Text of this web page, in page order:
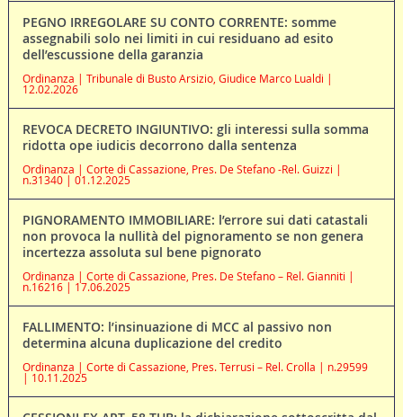
PEGNO IRREGOLARE SU CONTO CORRENTE: somme
assegnabili solo nei limiti in cui residuano ad esito
dell’escussione della garanzia
Ordinanza | Tribunale di Busto Arsizio, Giudice Marco Lualdi |
12.02.2026
REVOCA DECRETO INGIUNTIVO: gli interessi sulla somma
ridotta ope iudicis decorrono dalla sentenza
Ordinanza | Corte di Cassazione, Pres. De Stefano -Rel. Guizzi |
n.31340 | 01.12.2025
PIGNORAMENTO IMMOBILIARE: l’errore sui dati catastali
non provoca la nullità del pignoramento se non genera
incertezza assoluta sul bene pignorato
Ordinanza | Corte di Cassazione, Pres. De Stefano – Rel. Gianniti |
n.16216 | 17.06.2025
FALLIMENTO: l’insinuazione di MCC al passivo non
determina alcuna duplicazione del credito
Ordinanza | Corte di Cassazione, Pres. Terrusi – Rel. Crolla | n.29599
| 10.11.2025